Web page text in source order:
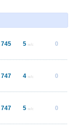
745 5 м/с 0
747 4 м/с 0
747 5 м/с 0